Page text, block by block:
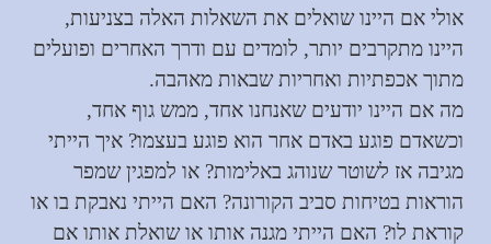
אולי אם היינו שואלים את השאלות האלה בצניעות,
היינו מתקרבים יותר, לומדים עם ודרך האחרים ופועלים
מתוך אכפתיות ואחריות שבאות מאהבה.
מה אם היינו יודעים שאנחנו אחד, ממש גוף אחד,
וכשאדם פוגע באדם אחר הוא פוגע בעצמו? איך הייתי
מגיבה אז לשוטר שנוהג באלימות? או למפגין שמפר
הוראות בטיחות סביב הקורונה? האם הייתי נאבקת בו או
קוראת לו? האם הייתי מגנה אותו או שואלת אותו אם